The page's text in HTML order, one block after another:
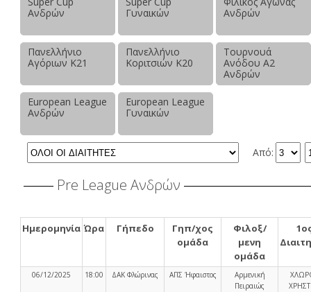
Ανδρών
Γυναικών
Ανδρών
Πανελλήνιο
Αγόριων Κ21
Πανελλήνιο
Κοριτσιών Κ20
Τουρνουά
Ανόδου Α2
Ανδρών
European League
Ανδρών
European League
Γυναικών
Από:
Pre League Ανδρών
Ημερομηνία Ώρα Γήπεδο
Γηπ/χος
ομάδα
Φιλοξ/
μενη
ομάδα
06/12/2025 18:00 ΔΑΚ Φλώρινας ΑΠΣ Ήφαιστος
Αρμενική
Πειραιώς